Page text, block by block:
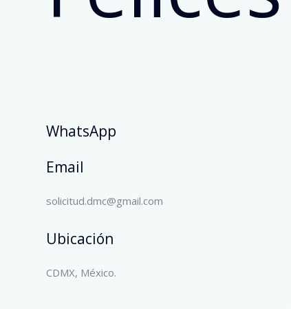
WhatsApp
Email
solicitud.dmc@gmail.com
Ubicación
CDMX, México.